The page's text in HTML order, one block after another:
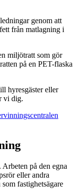
genom att
från matlagning i
miljötratt som gör
på en PET-flaska
hyresgäster eller
vi dig.
på den egna
eller andra
fastighetsägare